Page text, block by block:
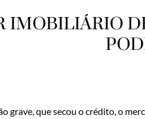
IMOBILIÁRIO
grave, que secou o crédito, o